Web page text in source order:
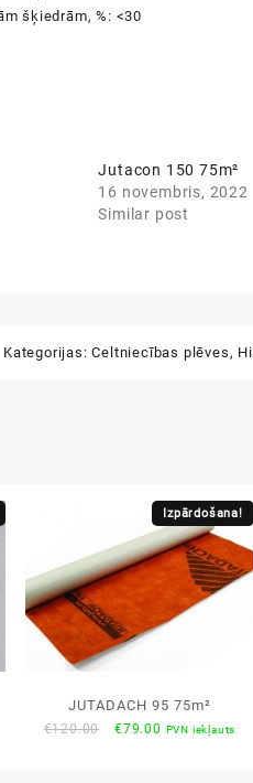
šķiedrām, %: <30
Jutacon 150 75m²
16 novembris, 2022
Similar post
Kategorijas:Celtniecības plēves ,
Izpārdošana!
JUTADACH 95 75m²
€120.00
Original
€79.00 Current
PVN iekļauts